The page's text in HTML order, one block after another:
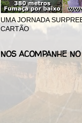
UMA JORNADA
CARTÃO
NOS ACOMPANHE